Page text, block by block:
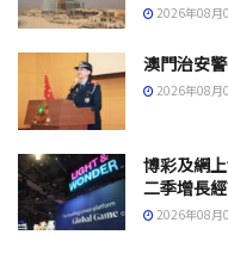
2026年08月
澳門治安
2026年08月
博彩及網
二季增長
2026年08月